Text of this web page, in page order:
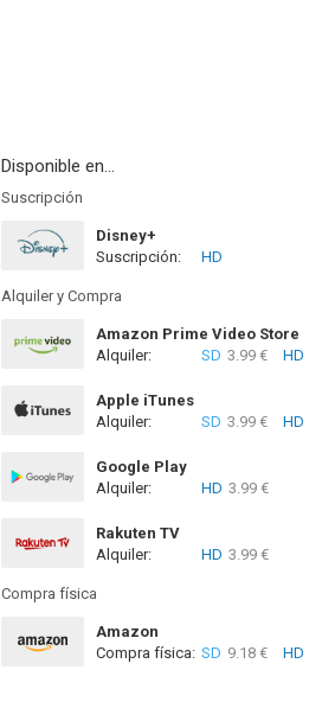
Disponible en...
Suscripción
Disney+
Suscripción:
HD
Alquiler y Compra
Amazon Prime Video Store
Alquiler:
SD 3.99 € HD
Apple iTunes
Alquiler:
SD 3.99 € HD
Google Play
Alquiler:
HD 3.99 €
Rakuten TV
Alquiler:
HD 3.99 €
Compra física
Amazon
Compra física: SD 9.18 € HD